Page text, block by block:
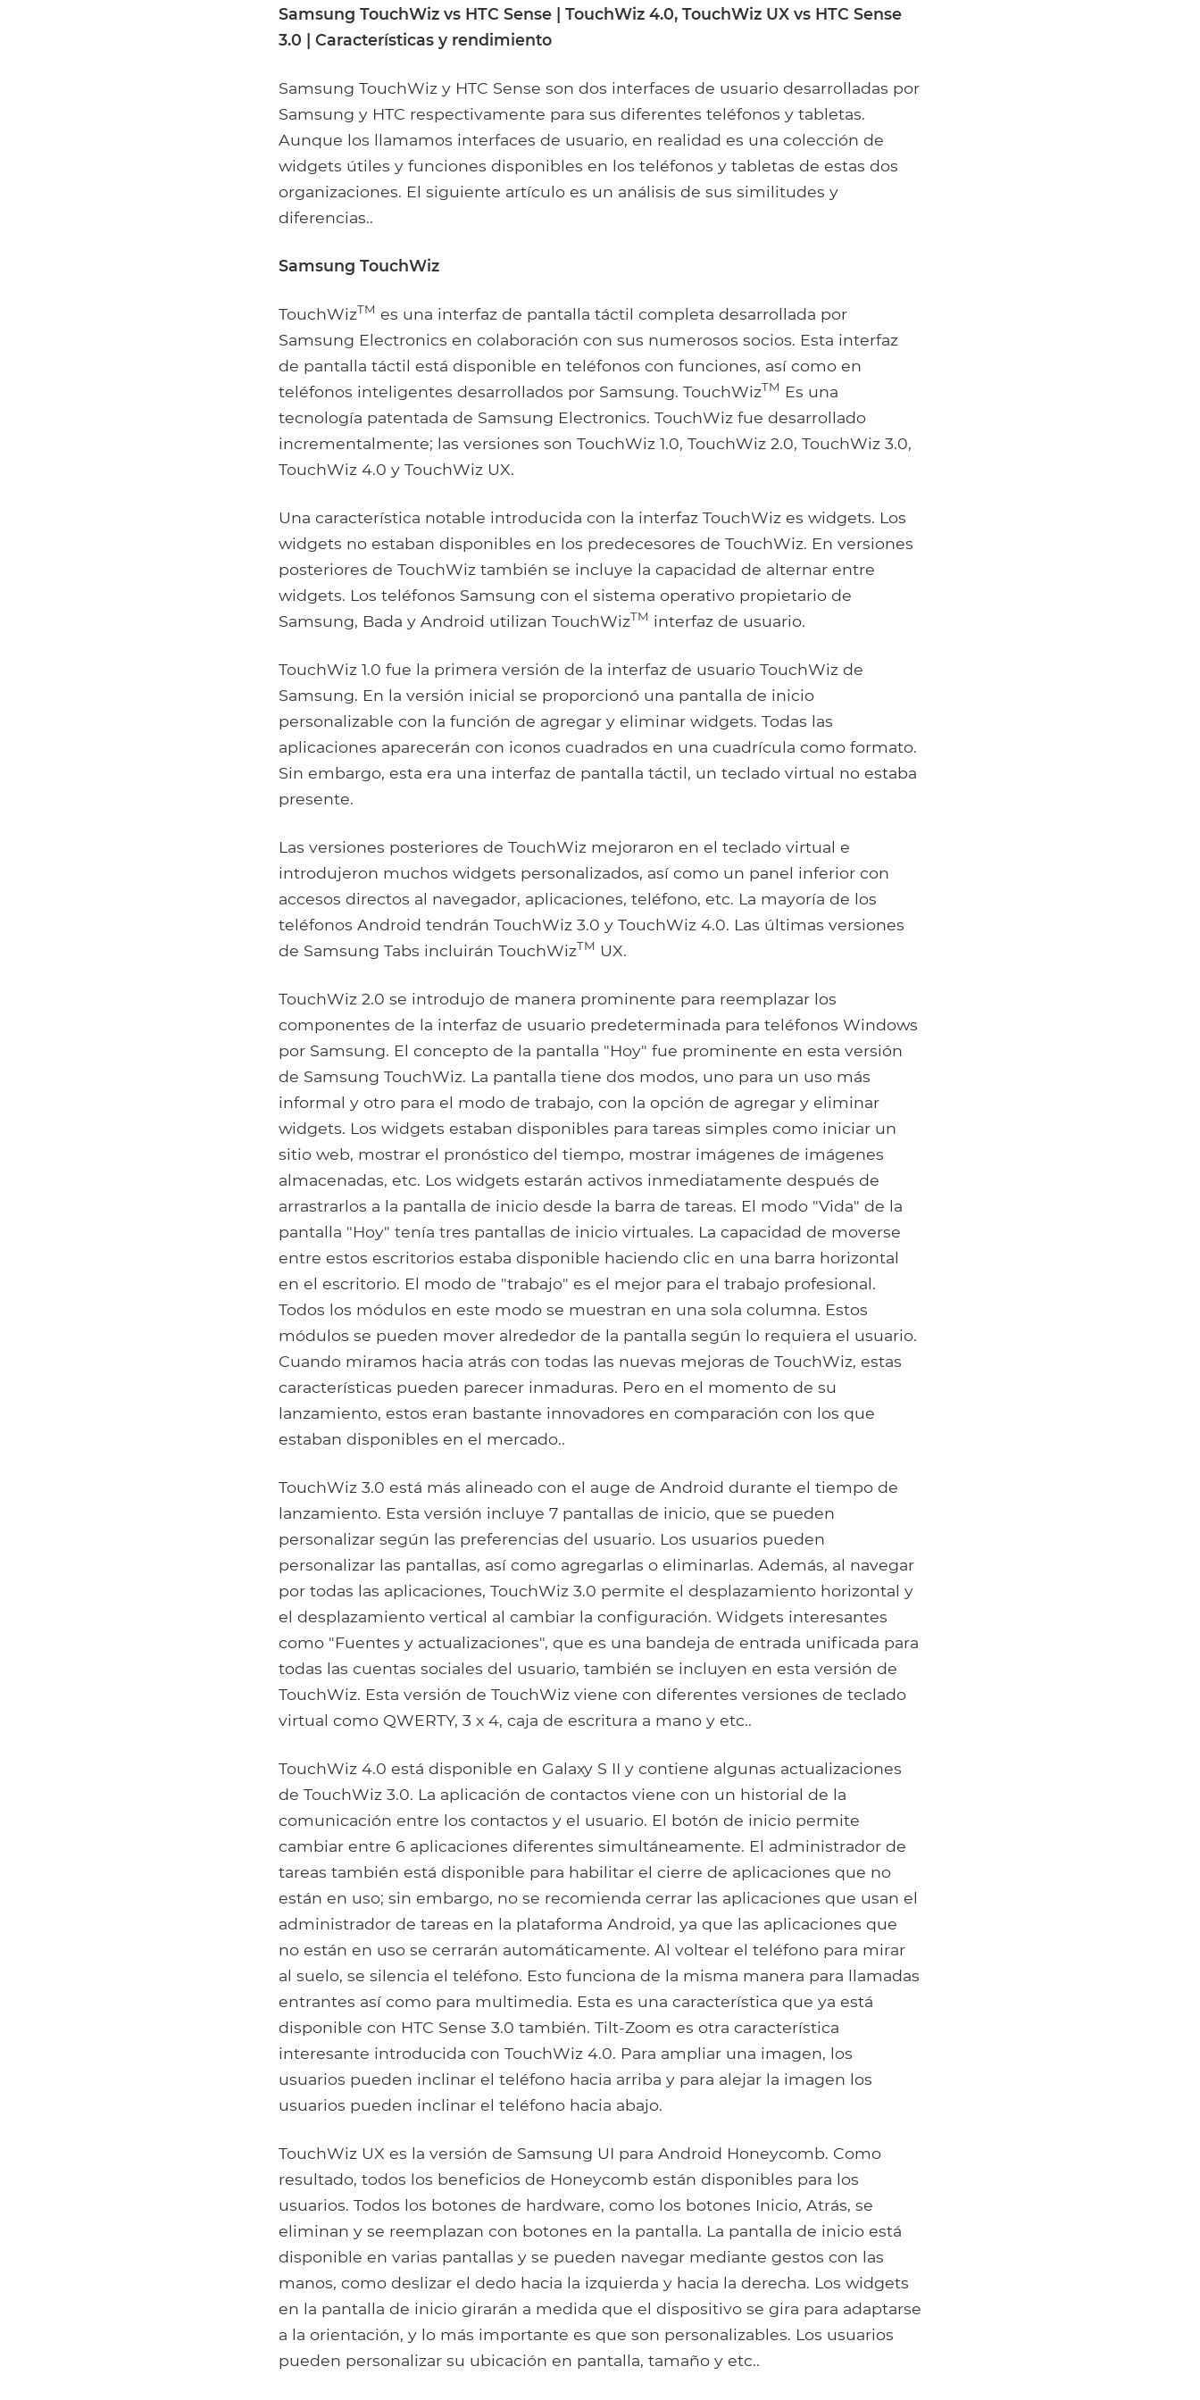
Facebook Google+Tumblr
Pocket
Samsung TouchWiz vs HTC Sense | TouchWiz 4.0, TouchWiz UX vs HTC Sense
3.0 | Características y rendimiento
Samsung TouchWiz y HTC Sense son dos interfaces de usuario desarrolladas por
Samsung y HTC respectivamente para sus diferentes teléfonos y tabletas.
Aunque los llamamos interfaces de usuario, en realidad es una colección de
widgets útiles y funciones disponibles en los teléfonos y tabletas de estas dos
organizaciones. El siguiente artículo es un análisis de sus similitudes y
diferencias..
Samsung TouchWiz
TouchWizTM es una interfaz de pantalla táctil completa desarrollada por
Samsung Electronics en colaboración con sus numerosos socios. Esta interfaz
de pantalla táctil está disponible en teléfonos con funciones, así como en
teléfonos inteligentes desarrollados por Samsung. TouchWizTM Es una
tecnología patentada de Samsung Electronics. TouchWiz fue desarrollado
incrementalmente; las versiones son TouchWiz 1.0, TouchWiz 2.0, TouchWiz 3.0,
TouchWiz 4.0 y TouchWiz UX.
Una característica notable introducida con la interfaz TouchWiz es widgets. Los
widgets no estaban disponibles en los predecesores de TouchWiz. En versiones
posteriores de TouchWiz también se incluye la capacidad de alternar entre
widgets. Los teléfonos Samsung con el sistema operativo propietario de
Samsung, Bada y Android utilizan TouchWizTM interfaz de usuario.
TouchWiz 1.0 fue la primera versión de la interfaz de usuario TouchWiz de
Samsung. En la versión inicial se proporcionó una pantalla de inicio
personalizable con la función de agregar y eliminar widgets. Todas las
aplicaciones aparecerán con iconos cuadrados en una cuadrícula como formato.
Sin embargo, esta era una interfaz de pantalla táctil, un teclado virtual no estaba
presente.
Las versiones posteriores de TouchWiz mejoraron en el teclado virtual e
introdujeron muchos widgets personalizados, así como un panel inferior con
accesos directos al navegador, aplicaciones, teléfono, etc. La mayoría de los
teléfonos Android tendrán TouchWiz 3.0 y TouchWiz 4.0. Las últimas versiones
de Samsung Tabs incluirán TouchWizTM UX.
TouchWiz 2.0 se introdujo de manera prominente para reemplazar los
componentes de la interfaz de usuario predeterminada para teléfonos Windows
por Samsung. El concepto de la pantalla "Hoy" fue prominente en esta versión
de Samsung TouchWiz. La pantalla tiene dos modos, uno para un uso más
informal y otro para el modo de trabajo, con la opción de agregar y eliminar
widgets. Los widgets estaban disponibles para tareas simples como iniciar un
sitio web, mostrar el pronóstico del tiempo, mostrar imágenes de imágenes
almacenadas, etc. Los widgets estarán activos inmediatamente después de
arrastrarlos a la pantalla de inicio desde la barra de tareas. El modo "Vida" de la
pantalla "Hoy" tenía tres pantallas de inicio virtuales. La capacidad de moverse
entre estos escritorios estaba disponible haciendo clic en una barra horizontal
en el escritorio. El modo de "trabajo" es el mejor para el trabajo profesional.
Todos los módulos en este modo se muestran en una sola columna. Estos
módulos se pueden mover alrededor de la pantalla según lo requiera el usuario.
Cuando miramos hacia atrás con todas las nuevas mejoras de TouchWiz, estas
características pueden parecer inmaduras. Pero en el momento de su
lanzamiento, estos eran bastante innovadores en comparación con los que
estaban disponibles en el mercado..
TouchWiz 3.0 está más alineado con el auge de Android durante el tiempo de
lanzamiento. Esta versión incluye 7 pantallas de inicio, que se pueden
personalizar según las preferencias del usuario. Los usuarios pueden
personalizar las pantallas, así como agregarlas o eliminarlas. Además, al navegar
por todas las aplicaciones, TouchWiz 3.0 permite el desplazamiento horizontal y
el desplazamiento vertical al cambiar la configuración. Widgets interesantes
como "Fuentes y actualizaciones", que es una bandeja de entrada unificada para
todas las cuentas sociales del usuario, también se incluyen en esta versión de
TouchWiz. Esta versión de TouchWiz viene con diferentes versiones de teclado
virtual como QWERTY, 3 x 4, caja de escritura a mano y etc..
TouchWiz 4.0 está disponible en Galaxy S II y contiene algunas actualizaciones
de TouchWiz 3.0. La aplicación de contactos viene con un historial de la
comunicación entre los contactos y el usuario. El botón de inicio permite
cambiar entre 6 aplicaciones diferentes simultáneamente. El administrador de
tareas también está disponible para habilitar el cierre de aplicaciones que no
están en uso; sin embargo, no se recomienda cerrar las aplicaciones que usan el
administrador de tareas en la plataforma Android, ya que las aplicaciones que
no están en uso se cerrarán automáticamente. Al voltear el teléfono para mirar
al suelo, se silencia el teléfono. Esto funciona de la misma manera para llamadas
entrantes así como para multimedia. Esta es una característica que ya está
disponible con HTC Sense 3.0 también. Tilt-Zoom es otra característica
interesante introducida con TouchWiz 4.0. Para ampliar una imagen, los
usuarios pueden inclinar el teléfono hacia arriba y para alejar la imagen los
usuarios pueden inclinar el teléfono hacia abajo.
TouchWiz UX es la versión de Samsung UI para Android Honeycomb. Como
resultado, todos los beneficios de Honeycomb están disponibles para los
usuarios. Todos los botones de hardware, como los botones Inicio, Atrás, se
eliminan y se reemplazan con botones en la pantalla. La pantalla de inicio está
disponible en varias pantallas y se pueden navegar mediante gestos con las
manos, como deslizar el dedo hacia la izquierda y hacia la derecha. Los widgets
en la pantalla de inicio girarán a medida que el dispositivo se gira para adaptarse
a la orientación, y lo más importante es que son personalizables. Los usuarios
pueden personalizar su ubicación en pantalla, tamaño y etc..